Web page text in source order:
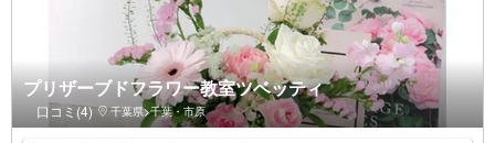
プリザーブドフラワー教室ツベッティ
口コミ(4) 千葉県>千葉・市原